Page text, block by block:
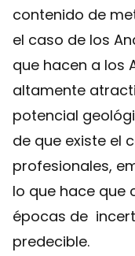
contenido de
el caso de los
que hacen a los
altamente
potencial
de que existe el
profesionales,
lo que hace que
épocas de
predecible.